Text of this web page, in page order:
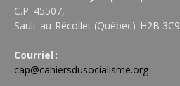
C.P. 45507,
Sault-au-Récollet (Québec) H2B 3C9
Courriel :
cap@cahiersdusocialisme.org